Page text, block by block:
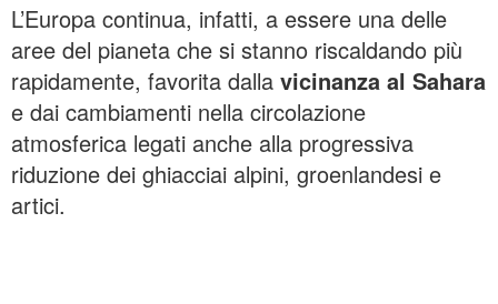
L’Europa continua, infatti, a essere una delle
aree del pianeta che si stanno riscaldando più
rapidamente, favorita dalla vicinanza al Sahara
e dai cambiamenti nella circolazione
atmosferica legati anche alla progressiva
riduzione dei ghiacciai alpini, groenlandesi e
artici.